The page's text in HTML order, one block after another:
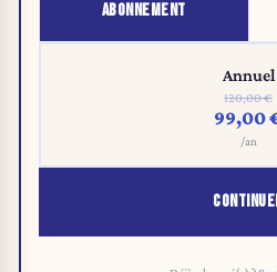
ABONNEMENT
Annuel
120,00 €
99,00
/an